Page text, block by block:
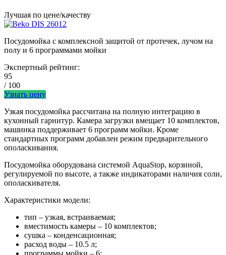
Лучшая по цене/качеству
Посудомойка с комплексной защитой от протечек, лучом на
полу и 6 программами мойки
Экспертный рейтинг:
95
/ 100
Узнать цену
Узкая посудомойка рассчитана на полную интеграцию в
кухонный гарнитур. Камера загрузки вмещает 10 комплектов,
машинка поддерживает 6 программ мойки. Кроме
стандартных программ добавлен режим предварительного
ополаскивания.
Посудомойка оборудована системой AquaStop, корзиной,
регулируемой по высоте, а также индикаторами наличия соли,
ополаскивателя.
Характеристики модели:
тип – узкая, встраиваемая;
вместимость камеры – 10 комплектов;
сушка – конденсационная;
расход воды – 10.5 л;